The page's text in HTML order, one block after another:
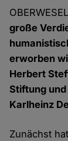
große
erworben
Herbert
Stiftung
Karlheinz
Zunächst